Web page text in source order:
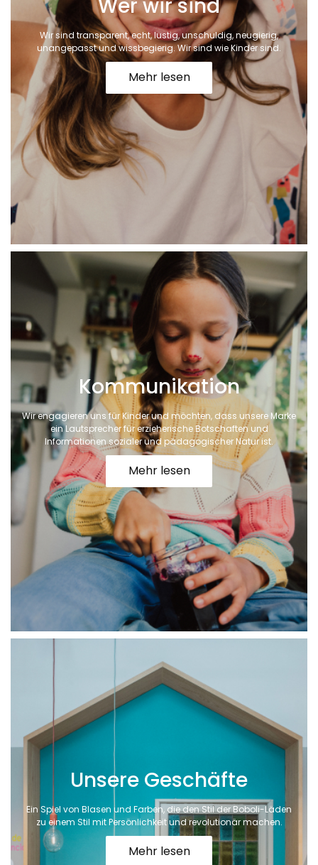
Wer wir sind
Wir sind transparent, echt, lustig, unschuldig, neugierig,
unangepasst und wissbegierig. Wir sind wie Kinder sind.
Mehr lesen
Kommunikation
Wir engagieren uns für Kinder und möchten, dass unsere Marke
ein Lautsprecher für erzieherische Botschaften und
Informationen sozialer und pädagogischer Natur ist.
Mehr lesen
Unsere Geschäfte
Ein Spiel von Blasen und Farben, die den Stil der Boboli-Läden
zu einem Stil mit Persönlichkeit und revolutionär machen.
Mehr lesen